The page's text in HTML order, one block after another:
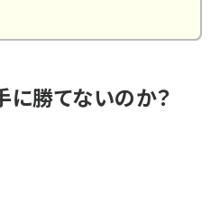
に勝てないのか？